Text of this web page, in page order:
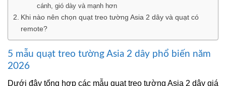
cánh, gió dày và mạnh hơn
Khi nào nên chọn quạt treo tường Asia 2 dây và quạt có
remote?
5 mẫu quạt treo tường Asia 2 dây phổ biến năm
2026
Dưới đây tổng hợp các mẫu quạt treo tường Asia 2 dây giá